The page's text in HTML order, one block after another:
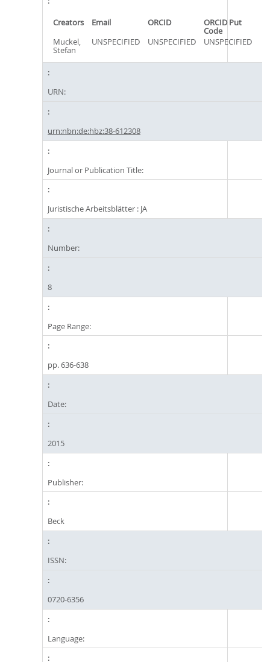
Creators Email ORCID ORCID Put
Code
Muckel,
Stefan
UNSPECIFIED UNSPECIFIED UNSPECIFIED
URN:
urn:nbn:de:hbz:38-612308
Journal or Publication Title:
Juristische Arbeitsblätter : JA
Number:
8
Page Range:
pp. 636-638
Date:
2015
Publisher:
Beck
ISSN:
0720-6356
Language: